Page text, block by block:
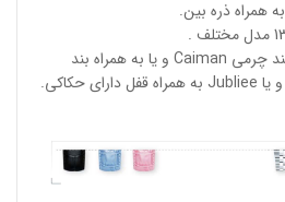
همراه ذره بین.
ارایه به همراه بند چرمی Caiman و یا به همراه بند